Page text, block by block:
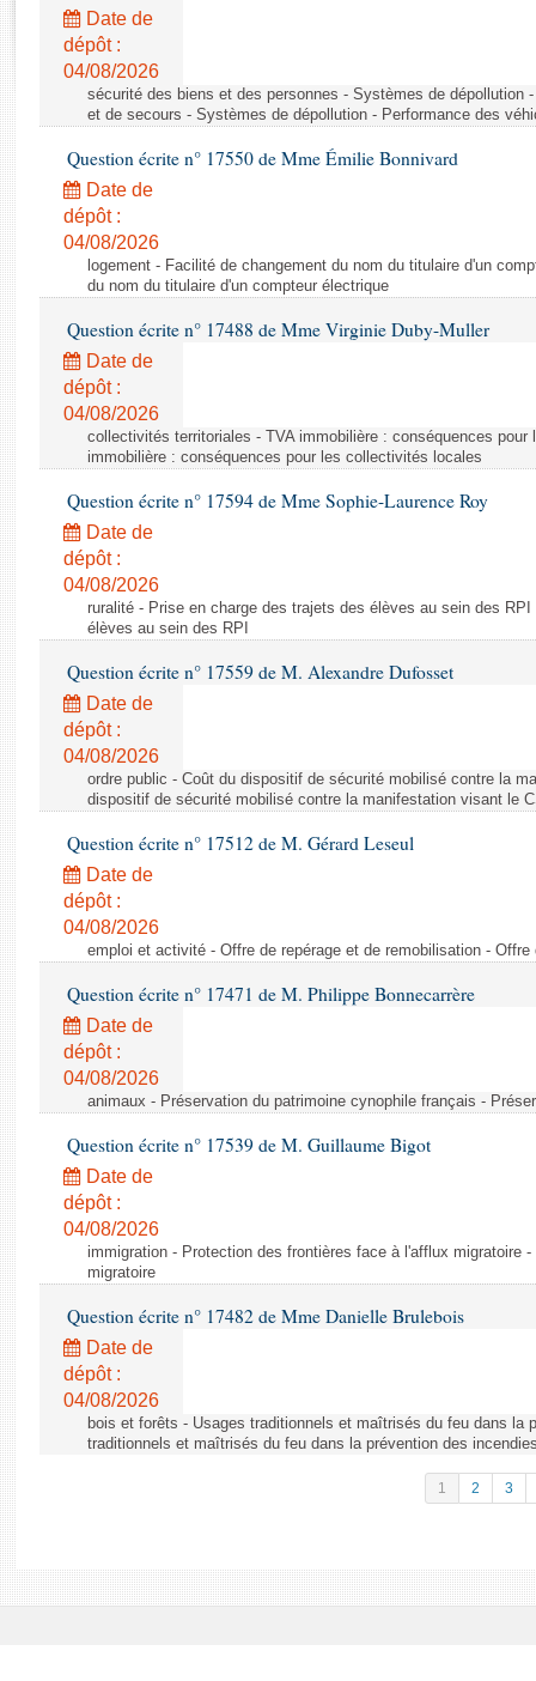
Rapports législatifs
Rapports sur l'application des lois
Baromètre de l’application des lois
Dossiers législatifs
Budget et sécurité sociale
Questions écrites et orales
Comptes rendus des débats
Date de
dépôt :
04/08/2026
sécurité des biens et des personnes - Systèmes de dépollution
et de secours - Systèmes de dépollution - Performance des
Question écrite n° 17550 de Mme Émilie Bonnivard
Date de
dépôt :
04/08/2026
logement - Facilité de changement du nom du titulaire d'un
du nom du titulaire d'un compteur électrique
Question écrite n° 17488 de Mme Virginie Duby-Muller
Date de
dépôt :
04/08/2026
collectivités territoriales - TVA immobilière : conséquences
immobilière : conséquences pour les collectivités locales
Question écrite n° 17594 de Mme Sophie-Laurence Roy
Date de
dépôt :
04/08/2026
ruralité - Prise en charge des trajets des élèves au sein des
élèves au sein des RPI
Question écrite n° 17559 de M. Alexandre Dufosset
Date de
dépôt :
04/08/2026
ordre public - Coût du dispositif de sécurité mobilisé contre la
dispositif de sécurité mobilisé contre la manifestation visant le
Question écrite n° 17512 de M. Gérard Leseul
Date de
dépôt :
04/08/2026
emploi et activité - Offre de repérage et de remobilisation -
Question écrite n° 17471 de M. Philippe Bonnecarrère
Date de
dépôt :
04/08/2026
animaux - Préservation du patrimoine cynophile français -
Question écrite n° 17539 de M. Guillaume Bigot
Date de
dépôt :
04/08/2026
immigration - Protection des frontières face à l'afflux migratoire
migratoire
Question écrite n° 17482 de Mme Danielle Brulebois
Date de
dépôt :
04/08/2026
bois et forêts - Usages traditionnels et maîtrisés du feu dans la
traditionnels et maîtrisés du feu dans la prévention des
1 2 3